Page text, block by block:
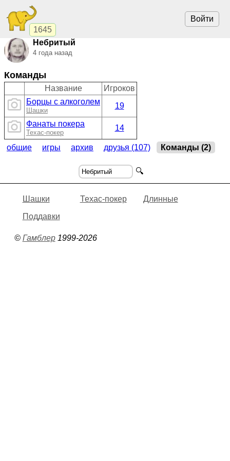
1645
Войти
Небритый
4 года назад
Команды
Название
Игроков
Борцы с алкоголем
Шашки
19
Фанаты покера
Техас-покер
14
общие игры архив друзья (107) Команды (2)
🔍
Шашки Техас-покер
Длинные
Поддавки
© Гамблер1999-2026